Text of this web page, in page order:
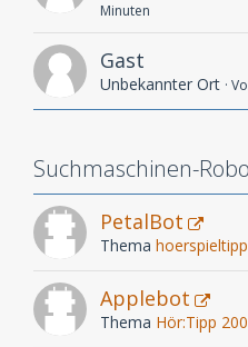
Minuten
Gast
Unbekannter Ort
Suchmaschinen-
PetalBot
Thema
Applebot
Thema Hör:Tipp